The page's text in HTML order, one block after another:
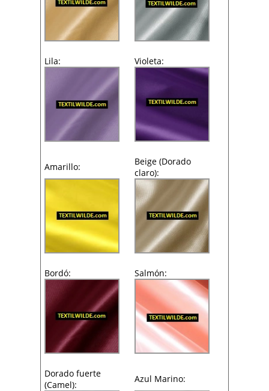
Lila: Violeta:
Amarillo:
Beige (Dorado
claro):
Bordó: Salmón:
Dorado fuerte
(Camel):
Azul Marino: